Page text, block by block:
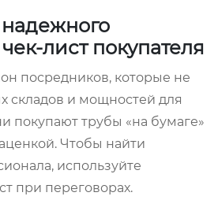
лист покупателя
посредников, которые не
складов и мощностей для
покупают трубы «на бумаге»
Чтобы найти
используйте
при переговорах.